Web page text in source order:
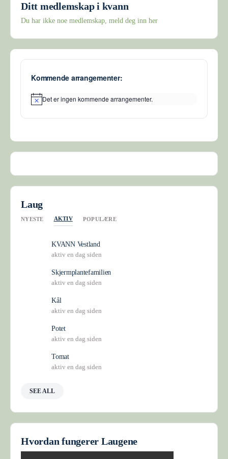
Ditt medlemskap i kvann
Du har ikke noe medlemskap, meld deg inn her
Kommende arrangementer:
Merknad
Det er ingen kommende arrangementer.
Laug
NYESTE AKTIV POPULÆRE
KVANN Vestland
aktiv en dag siden
Skjermplantefamilien
aktiv en dag siden
Kål
aktiv en dag siden
Potet
aktiv en dag siden
Tomat
aktiv en dag siden
SEE ALL
Hvordan fungerer Laugene